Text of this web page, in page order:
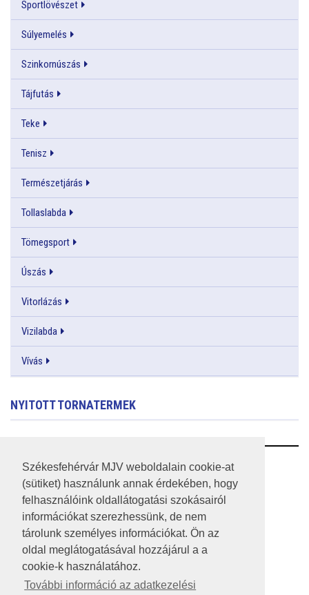
Székesfehérvár MJV weboldalain cookie-at
(sütiket) használunk annak érdekében, hogy
felhasználóink oldallátogatási szokásairól
információkat szerezhessünk, de nem
tárolunk személyes információkat. Ön az
oldal meglátogatásával hozzájárul a a
cookie-k használatához.
További információ az adatkezelési
Sportlövészet
Súlyemelés
Szinkornúszás
Tájfutás
Teke
Tenisz
Természetjárás
Tollaslabda
Tömegsport
Úszás
Vitorlázás
Vizilabda
Vívás
NYITOTT TORNATERMEK
RSS
A HONLAP 2017.03.31-I ÁLLAPOTA
JOGI NYILATKOZAT
IMPRESSZUM